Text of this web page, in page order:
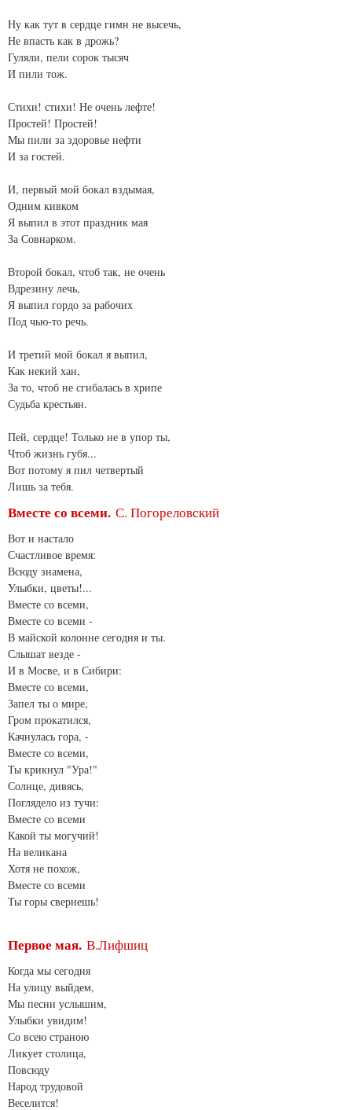
Ну как тут в сердце гимн не высечь,
Не впасть как в дрожь?
Гуляли, пели сорок тысяч
И пили тож.
Стихи! стихи! Не очень лефте!
Простей! Простей!
Мы пили за здоровье нефти
И за гостей.
И, первый мой бокал вздымая,
Одним кивком
Я выпил в этот праздник мая
За Совнарком.
Второй бокал, чтоб так, не очень
Вдрезину лечь,
Я выпил гордо за рабочих
Под чью-то речь.
И третий мой бокал я выпил,
Как некий хан,
За то, чтоб не сгибалась в хрипе
Судьба крестьян.
Пей, сердце! Только не в упор ты,
Чтоб жизнь губя...
Вот потому я пил четвертый
Лишь за тебя.
Вместе со всеми. С. Погореловский
Вот и настало
Счастливое время:
Всюду знамена,
Улыбки, цветы!...
Вместе со всеми,
Вместе со всеми -
В майской колонне сегодня и ты.
Слышат везде -
И в Мосве, и в Сибири:
Вместе со всеми,
Запел ты о мире,
Гром прокатился,
Качнулась гора, -
Вместе со всеми,
Ты крикнул "Ура!"
Солнце, дивясь,
Поглядело из тучи:
Вместе со всеми
Какой ты могучий!
На великана
Хотя не похож,
Вместе со всеми
Ты горы свернешь!
Первое мая. В.Лифшиц
Когда мы сегодня
На улицу выйдем,
Мы песни услышим,
Улыбки увидим!
Со всею страною
Ликует столица,
Повсюду
Народ трудовой
Веселится!